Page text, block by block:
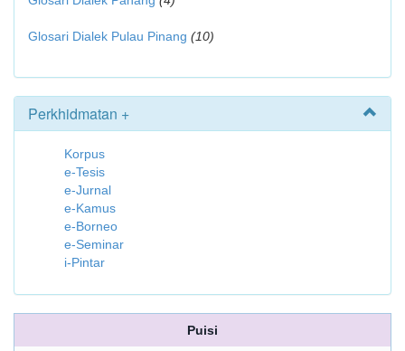
Glosari Dialek Pulau Pinang (10)
Perkhidmatan +
Korpus
e-Tesis
e-Jurnal
e-Kamus
e-Borneo
e-Seminar
i-Pintar
Puisi